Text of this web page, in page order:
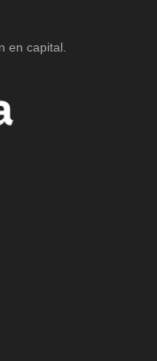
en capital.